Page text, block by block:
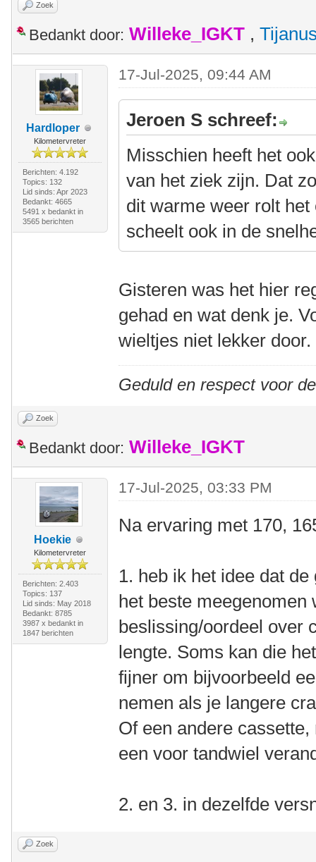
Zoek
Bedankt door: Willeke_IGKT ,
Hardloper
Kilometervreter
Berichten: 4.192
Topics: 132
Lid sinds: Apr 2023
Bedankt: 4665
5491 x bedankt in
3565 berichten
17-Jul-2025, 09:44 AM
Jeroen S schreef:
Misschien heeft het
van het ziek zijn. Dat
dit warme weer rolt
scheelt ook in de
Gisteren was het hier
gehad en wat denk je.
wieltjes niet lekker door.
Geduld en respect voor
Zoek
Bedankt door: Willeke_IGKT
Hoekie
Kilometervreter
Berichten: 2.403
Topics: 137
Lid sinds: May 2018
Bedankt: 8785
3987 x bedankt in
1847 berichten
17-Jul-2025, 03:33 PM
Na ervaring met 170,
1. heb ik het idee dat
het beste meegenomen
beslissing/oordeel over
lengte. Soms kan die
fijner om bijvoorbeeld
nemen als je langere
Of een andere
een voor tandwiel
2. en 3. in dezelfde
Zoek